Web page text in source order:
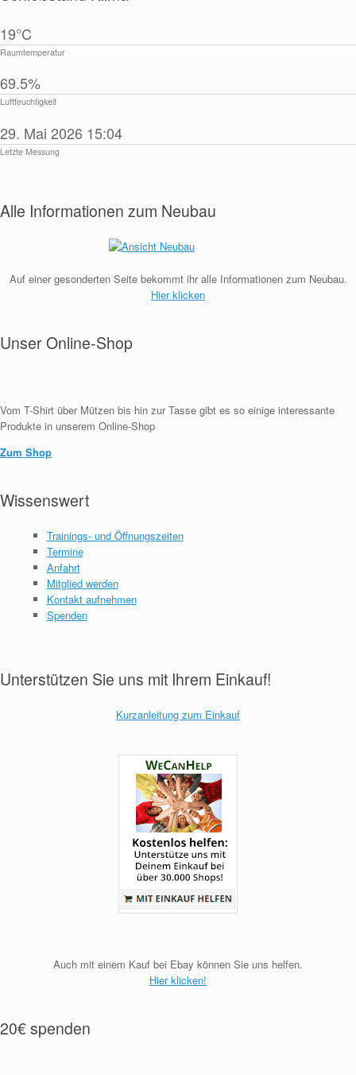
19°C
Raumtemperatur
69.5%
Luftfeuchtigkeit
29. Mai 2026 15:04
Letzte Messung
Alle Informationen zum Neubau
Auf einer gesonderten Seite bekommt ihr alle Informationen zum Neubau.
Hier klicken
Unser Online-Shop
Vom T-Shirt über Mützen bis hin zur Tasse gibt es so einige interessante
Produkte in unserem Online-Shop
Zum Shop
Wissenswert
Trainings- und Öffnungszeiten
Termine
Anfahrt
Mitglied werden
Kontakt aufnehmen
Spenden
Unterstützen Sie uns mit Ihrem Einkauf!
Kurzanleitung zum Einkauf
Auch mit einem Kauf bei Ebay können Sie uns helfen.
Hier klicken!
20€ spenden